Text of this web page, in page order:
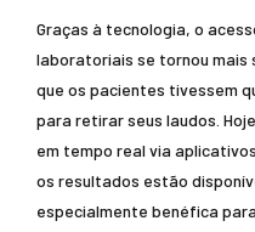
Graças à tecnologia, o
laboratoriais se tornou mais
que os pacientes tivessem
para retirar seus laudos.
em tempo real via
os resultados estão
especialmente benéfica